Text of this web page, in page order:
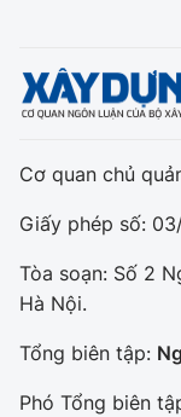
Cơ quan chủ
Giấy phép số:
Tòa soạn: Số 2
Hà Nội.
Tổng biên tập:
Phó Tổng biên